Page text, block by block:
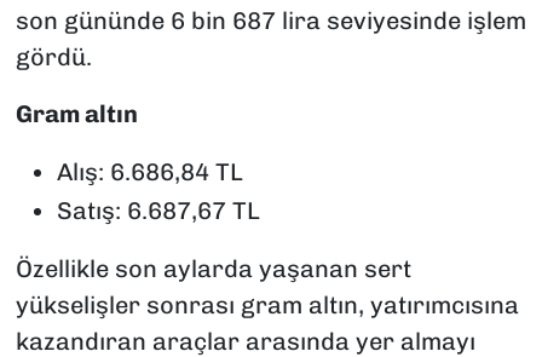
son gününde 6 bin 687 lira seviyesinde işlem
gördü.
Gram altın
Alış: 6.686,84 TL
Satış: 6.687,67 TL
Özellikle son aylarda yaşanan sert
yükselişler sonrası gram altın, yatırımcısına
kazandıran araçlar arasında yer almayı